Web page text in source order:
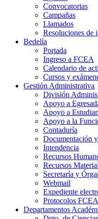
Convocatorias
Campañas
Llamados
Resoluciones de
Bedelía
Portada
Ingreso a FCEA
Calendario de
Cursos y
Gestión Administrativa
División
Apoyo a
Apoyo a
Apoyo a la
Contaduría
Documentación
Intendencia
Recursos
Recursos
Secretaría y
Webmail
Expediente
Protocolos FCEA
Departamentos